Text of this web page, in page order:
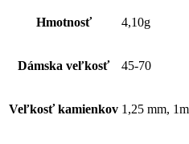
Hmotnosť 4,10g
Dámska veľkosť 45-70
Veľkosť kamienkov 1,25 mm,